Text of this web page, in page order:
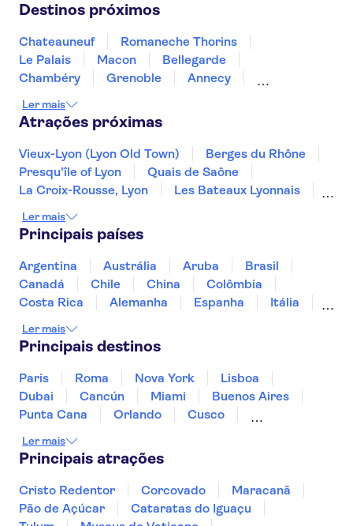
Destinos próximos
Chateauneuf
Romaneche Thorins
Le Palais
Macon
Bellegarde
Chambéry
Grenoble
Annecy
Beaune
Dijon
Ler mais
Atrações próximas
Vieux-Lyon (Lyon Old Town)
Berges du Rhône
Presqu'île of Lyon
Quais de Saône
La Croix-Rousse, Lyon
Les Bateaux Lyonnais
Vale do Loire e Castelos
Disneyland® Paris
Villandry Castle
Vedettes de Paris
Château de Chambord
Ler mais
Principais países
Argentina Austrália Aruba
Brasil
Canadá
Chile China
Colômbia
Costa Rica
Alemanha Espanha
Itália
Panamá
Peru
Ler mais
Principais destinos
Paris Roma Nova York
Lisboa
Dubai
Cancún Miami
Buenos Aires
Punta Cana
Orlando
Cusco
Mendoza
Salvador
Curitiba
Recife Fortaleza
Ler mais
Principais atrações
Cristo Redentor Corcovado
Maracanã
Pão de Açúcar
Cataratas do Iguaçu